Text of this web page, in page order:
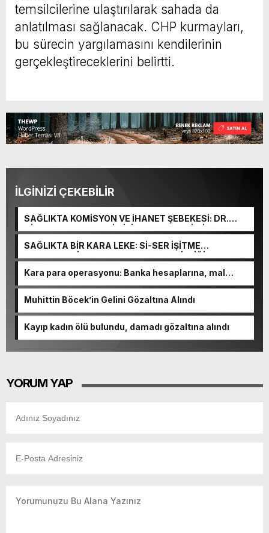
temsilcilerine ulaştırılarak sahada da
anlatılması sağlanacak. CHP kurmayları,
bu sürecin yargılamasını kendilerinin
gerçekleştireceklerini belirtti.
İLGİNİZİ ÇEKEBİLİR
SAĞLIKTA KOMİSYON VE İHANET ŞEBEKESİ: DR.
NİHAT URUÇ VE SEMİH İŞİTME MERKEZİ’NİN SGK
VURGUNU!
SAĞLIKTA BİR KARA LEKE: Sİ-SER İŞİTME
MERKEZLERİ VE MODERN UMUT TACİRLİĞİ
Kara para operasyonu: Banka hesaplarına, mal
Muhittin Böcek’in Gelini Gözaltına Alındı
Kayıp kadın ölü bulundu, damadı gözaltına alındı
YORUM YAP